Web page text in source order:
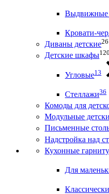
Выдвижные
Кровати-
Диваны детские26
Детские шкафы120
Угловые13
Стеллажи36
Комоды для
Модульные
Письменные
Надстройка над
Кухонные
Для